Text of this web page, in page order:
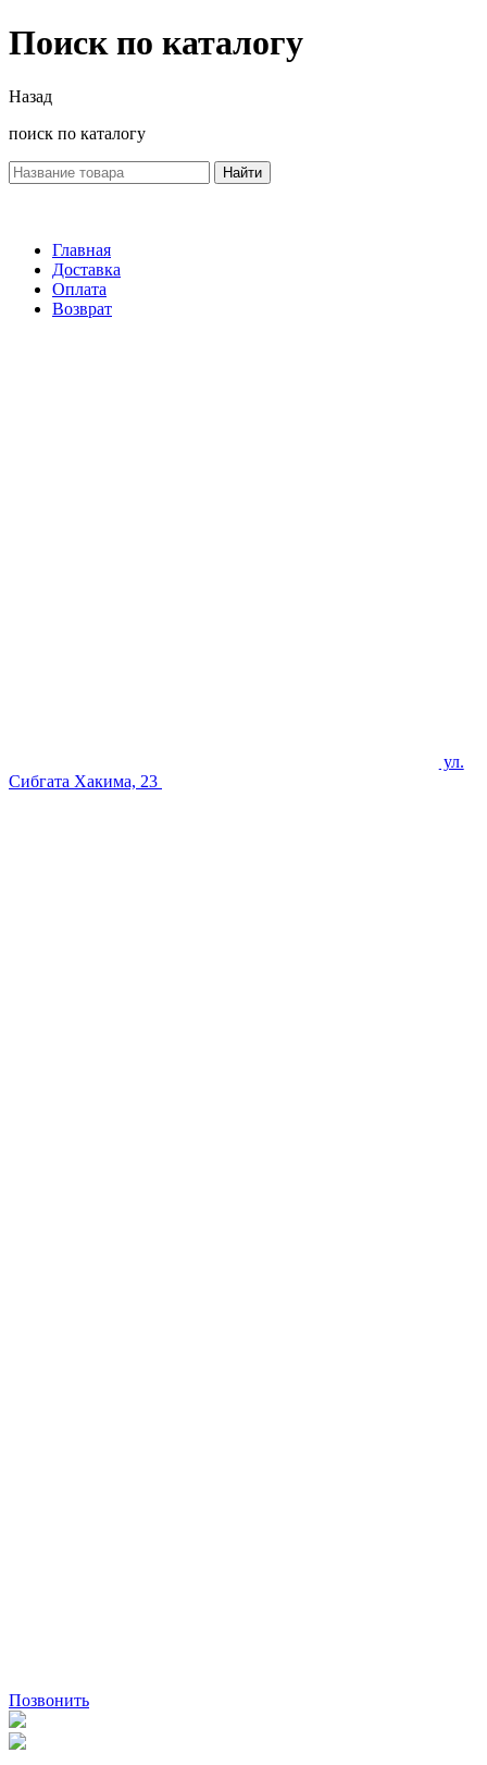
Поиск по каталогу
Назад
поиск по каталогу
Найти
Главная
Доставка
Оплата
Возврат
ул.
Сибгата Хакима, 23
Позвонить